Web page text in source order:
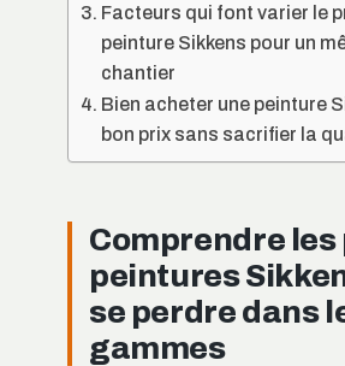
Facteurs qui font varier le
peinture Sikkens pour un
chantier
Bien acheter une peinture
bon prix sans sacrifier la
Comprendre les
peintures
se perdre dans
gammes